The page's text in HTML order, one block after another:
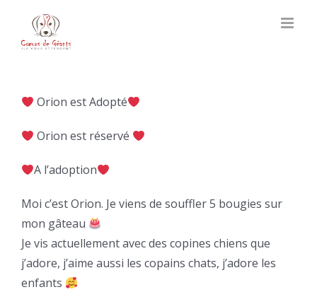
content
Orion est Adopté
Orion est réservé
A l’adoption
Moi c’est Orion. Je viens de souffler 5 bougies sur
mon gâteau
Je vis actuellement avec des copines chiens que
j’adore, j’aime aussi les copains chats, j’adore les
enfants